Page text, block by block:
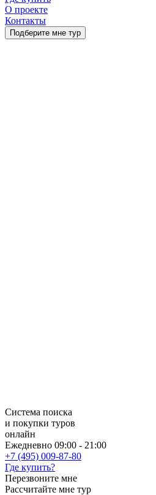
О проекте
Контакты
Подберите мне тур
Система поиска
и покупки туров
онлайн
Ежедневно 09:00 - 21:00
+7 (495) 009-87-80
Где купить?
Перезвоните мне
Рассчитайте мне тур